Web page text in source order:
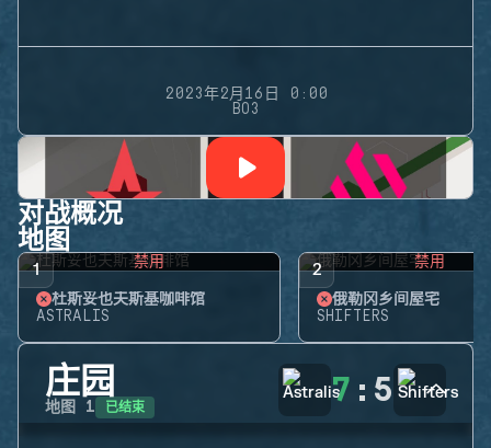
2023年2月16日 0:00
BO3
对战概况
地图
1 禁用
杜斯妥也夫斯基咖啡馆
ASTRALIS
2 禁用
俄勒冈乡间屋宅
SHIFTERS
庄园
地图 1 已结束 7 : 5